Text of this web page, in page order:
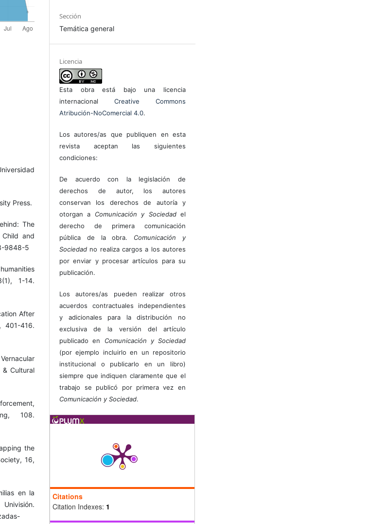
Press.
The
and
9848-5
1-14.
After
401-416.
Cultural
108.
the
16,
en la
Sección
Temática general
Licencia
Esta obra está bajo una licencia
internacional Creative Commons
Atribución-NoComercial 4.0.
Los autores/as que publiquen en esta
revista aceptan las siguientes
condiciones:
De acuerdo con la legislación de
derechos de autor, los autores
conservan los derechos de autoría y
otorgan a Comunicación y Sociedadel
derecho de primera comunicación
pública de la obra. Comunicación y
Sociedad no realiza cargos a los autores
por enviar y procesar artículos para su
publicación.
Los autores/as pueden realizar otros
acuerdos contractuales independientes
y adicionales para la distribución no
exclusiva de la versión del artículo
publicado en Comunicación y Sociedad
(por ejemplo incluirlo en un repositorio
institucional o publicarlo en un libro)
siempre que indiquen claramente que el
trabajo se publicó por primera vez en
Comunicación y Sociedad.
Citations
Citation Indexes: 1